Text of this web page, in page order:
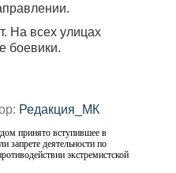
На всех улицах
боевики.
Редакция_МК
принято вступившее в
запрете деятельности по
экстремистской